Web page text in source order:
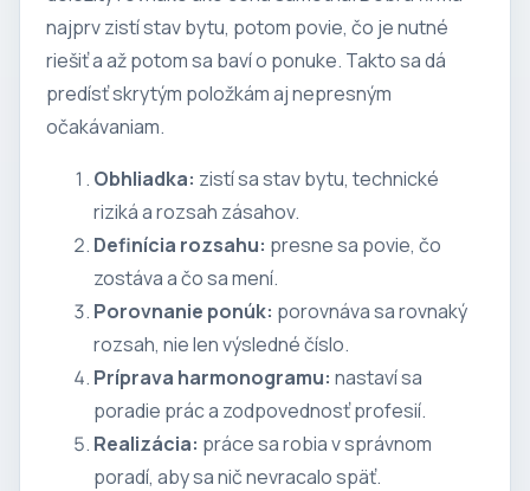
najprv zistí stav bytu, potom povie, čo je nutné
riešiť a až potom sa baví o ponuke. Takto sa dá
predísť skrytým položkám aj nepresným
očakávaniam.
Obhliadka: zistí sa stav bytu, technické
riziká a rozsah zásahov.
Definícia rozsahu: presne sa povie, čo
zostáva a čo sa mení.
Porovnanie ponúk: porovnáva sa rovnaký
rozsah, nie len výsledné číslo.
Príprava harmonogramu: nastaví sa
poradie prác a zodpovednosť profesií.
Realizácia: práce sa robia v správnom
poradí, aby sa nič nevracalo späť.